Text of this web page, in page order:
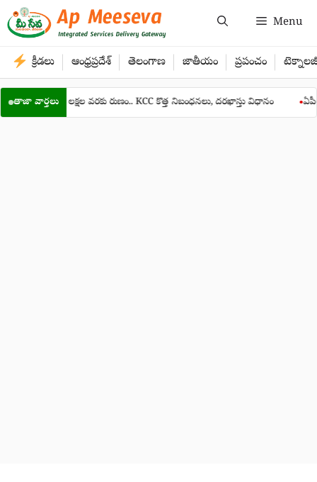
Skip
to
content
Menu
క్రీడలు ఆంధ్రప్రదేశ్ తెలంగాణ జాతీయం ప్రపంచం
తాజా వార్తలు
రూ.5 లక్షల వరకు రుణం.. KCC కొత్త నిబంధనలు, దరఖాస్తు విధానం ●ఏపీలో 31